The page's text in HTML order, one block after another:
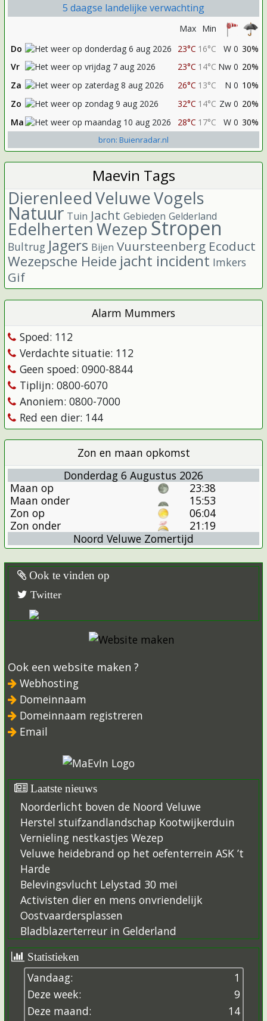
5 daagse landelijke verwachting
Max Min
Do
23°C 16°C W 0 30%
Vr
23°C 14°C Nw 0 20%
Za
26°C 13°C N 0 10%
Zo
32°C 14°C Zw 0 20%
Ma
28°C 17°C W 0 30%
bron: Buienradar.nl
Maevin Tags
DierenleedVeluweVogels
Natuur Tuin Jacht Gebieden Gelderland
EdelhertenWezepStropen
Bultrug Jagers Bijen Vuursteenberg Ecoduct
Wezepsche Heide jacht incident Imkers
Gif
Alarm Mummers
Spoed: 112
Verdachte situatie: 112
Geen spoed: 0900-8844
Tiplijn: 0800-6070
Anoniem: 0800-7000
Red een dier: 144
Zon en maan opkomst
Donderdag 6 Augustus 2026
Maan op
23:38
Maan onder
15:53
Zon op
06:04
Zon onder
21:19
Noord Veluwe Zomertijd
Ook te vinden op
Twitter
Ook een website maken ?
Webhosting
Domeinnaam
Domeinnaam registreren
Email
Laatste nieuws
Noorderlicht boven de Noord Veluwe
Herstel stuifzandlandschap Kootwijkerduin
Vernieling nestkastjes Wezep
Veluwe heidebrand op het oefenterrein ASK ’t
Harde
Belevingsvlucht Lelystad 30 mei
Activisten dier en mens onvriendelijk
Oostvaardersplassen
Bladblazerterreur in Gelderland
Statistieken
Vandaag:
1
Deze week:
9
Deze maand:
14